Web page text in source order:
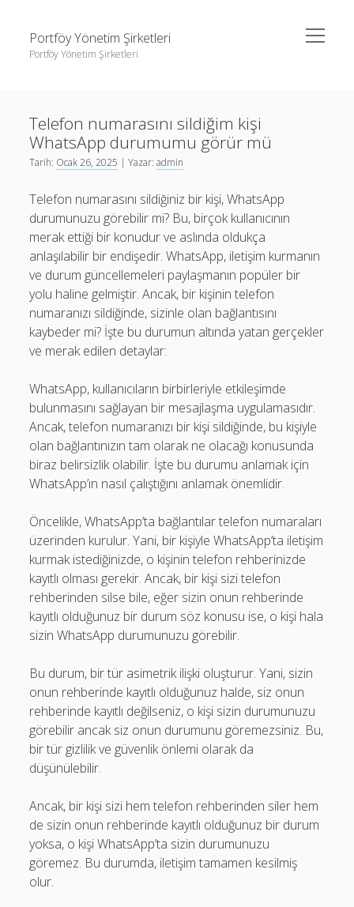
Portföy Yönetim Şirketleri
Portföy Yönetim Şirketleri
menüyü
aç
Sayfa Listesi
Youtube Beğeni Gönderme Hilesi
Liste
Youtube Beğeni Gönderme Hilesi
Telefon numarasını sildiğim kişi
WhatsApp durumumu görür mü
Tarih: Ocak 26, 2025 | Yazar:admin
Telefon numarasını sildiğiniz bir kişi, WhatsApp
durumunuzu görebilir mi? Bu, birçok kullanıcının
merak ettiği bir konudur ve aslında oldukça
anlaşılabilir bir endişedir. WhatsApp, iletişim kurmanın
ve durum güncellemeleri paylaşmanın popüler bir
yolu haline gelmiştir. Ancak, bir kişinin telefon
numaranızı sildiğinde, sizinle olan bağlantısını
kaybeder mi? İşte bu durumun altında yatan gerçekler
ve merak edilen detaylar:
WhatsApp, kullanıcıların birbirleriyle etkileşimde
bulunmasını sağlayan bir mesajlaşma uygulamasıdır.
Ancak, telefon numaranızı bir kişi sildiğinde, bu kişiyle
olan bağlantınızın tam olarak ne olacağı konusunda
biraz belirsizlik olabilir. İşte bu durumu anlamak için
WhatsApp’ın nasıl çalıştığını anlamak önemlidir.
Öncelikle, WhatsApp’ta bağlantılar telefon numaraları
üzerinden kurulur. Yani, bir kişiyle WhatsApp’ta iletişim
kurmak istediğinizde, o kişinin telefon rehberinizde
kayıtlı olması gerekir. Ancak, bir kişi sizi telefon
rehberinden silse bile, eğer sizin onun rehberinde
kayıtlı olduğunuz bir durum söz konusu ise, o kişi hala
sizin WhatsApp durumunuzu görebilir.
Bu durum, bir tür asimetrik ilişki oluşturur. Yani, sizin
onun rehberinde kayıtlı olduğunuz halde, siz onun
rehberinde kayıtlı değilseniz, o kişi sizin durumunuzu
görebilir ancak siz onun durumunu göremezsiniz. Bu,
bir tür gizlilik ve güvenlik önlemi olarak da
düşünülebilir.
Ancak, bir kişi sizi hem telefon rehberinden siler hem
de sizin onun rehberinde kayıtlı olduğunuz bir durum
yoksa, o kişi WhatsApp’ta sizin durumunuzu
göremez. Bu durumda, iletişim tamamen kesilmiş
olur.